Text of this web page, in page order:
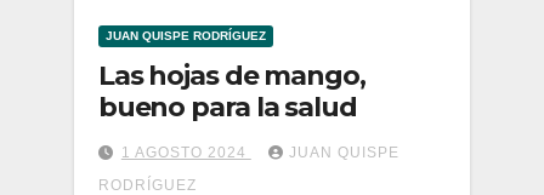
JUAN QUISPE RODRÍGUEZ
Las hojas de mango,
bueno para la salud
1 AGOSTO 2024
JUAN QUISPE
RODRÍGUEZ